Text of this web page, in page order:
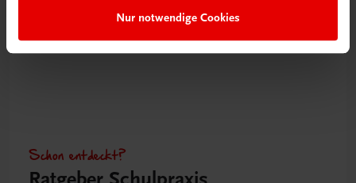
Nur notwendige Cookies
Schon entdeckt?